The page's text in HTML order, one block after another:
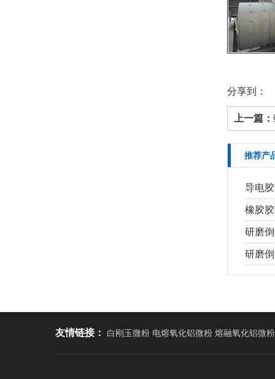
分享到：
上一篇：
推荐产
导电
橡胶
研磨
研磨
友情链接： 白刚玉微粉 电熔氧化铝微粉 熔融氧化铝微粉